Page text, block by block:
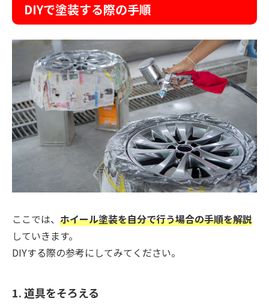
DIYで塗装する際の手順
ここでは、 ホイール塗装を自分で行う場合の手順を解説
していきます。
DIYする際の参考にしてみてください。
1. 道具をそろえる